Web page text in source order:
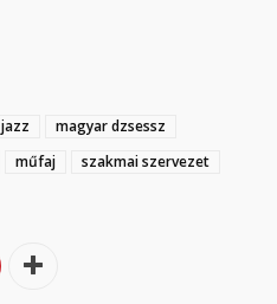
jazz
magyar dzsessz
műfaj szakmai szervezet